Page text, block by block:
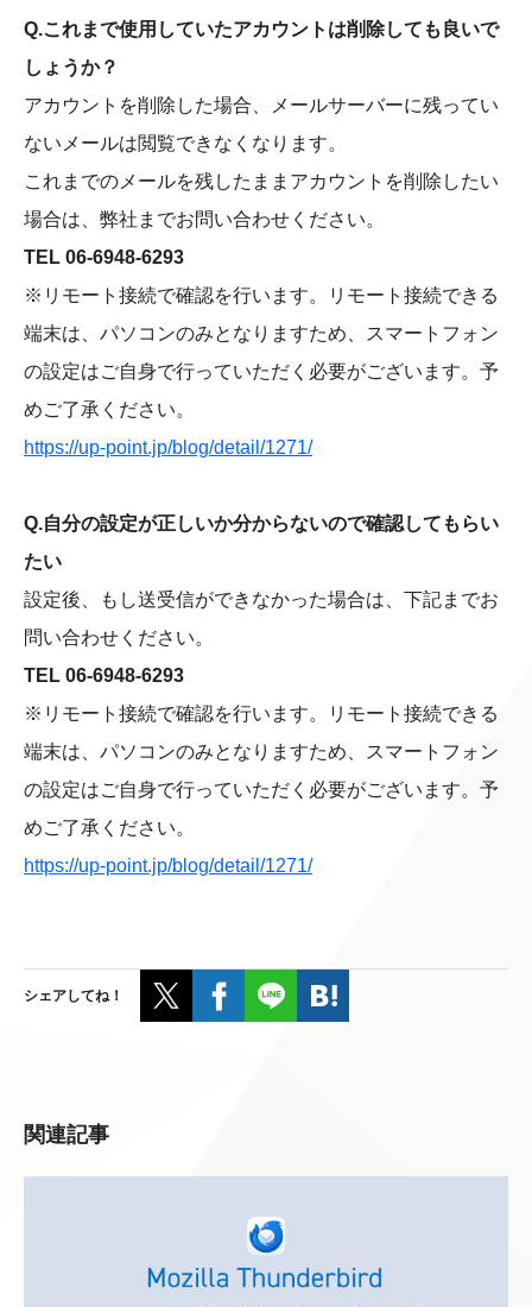
Q.これまで使用していたアカウントは削除しても良いで
しょうか？
アカウントを削除した場合、メールサーバーに残ってい
ないメールは閲覧できなくなります。
これまでのメールを残したままアカウントを削除したい
場合は、弊社までお問い合わせください。
TEL 06-6948-6293
※リモート接続で確認を行います。リモート接続できる
端末は、パソコンのみとなりますため、スマートフォン
の設定はご自身で行っていただく必要がございます。予
めご了承ください。
https://up-point.jp/blog/detail/1271/
Q.自分の設定が正しいか分からないので確認してもらい
たい
設定後、もし送受信ができなかった場合は、下記までお
問い合わせください。
TEL 06-6948-6293
※リモート接続で確認を行います。リモート接続できる
端末は、パソコンのみとなりますため、スマートフォン
の設定はご自身で行っていただく必要がございます。予
めご了承ください。
https://up-point.jp/blog/detail/1271/
シェアしてね！
関連記事